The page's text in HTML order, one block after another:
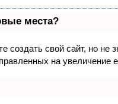
места?
создать свой сайт, но не
на увеличение